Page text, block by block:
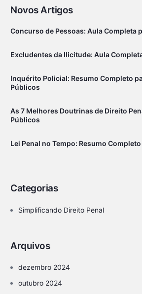
Novos Artigos
Concurso de Pessoas: Aula Completa
Excludentes da Ilicitude: Aula
Inquérito Policial: Resumo Completo
Públicos
As 7 Melhores Doutrinas de Direito
Públicos
Lei Penal no Tempo: Resumo Completo
Categorias
Simplificando Direito Penal
Arquivos
dezembro 2024
outubro 2024